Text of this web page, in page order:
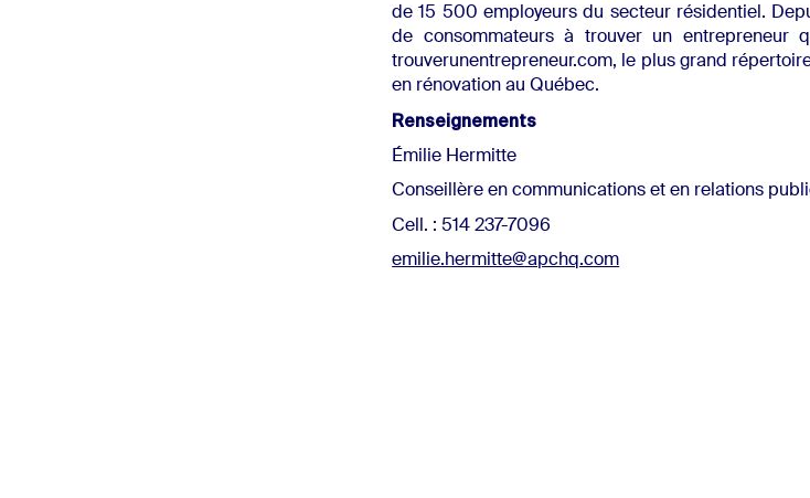
de 15 500 employeurs du secteur résidentiel.
de consommateurs à trouver un entrepreneur
trouverunentrepreneur.com, le plus grand
en rénovation au Québec.
Renseignements
Émilie Hermitte
Conseillère en communications et en relations
Cell. : 514 237-7096
emilie.hermitte@apchq.com